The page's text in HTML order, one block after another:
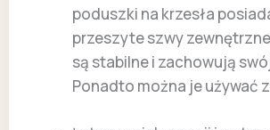
poduszki na krzesła
przeszyte szwy
są stabilne i zachowują
Ponadto można je używać